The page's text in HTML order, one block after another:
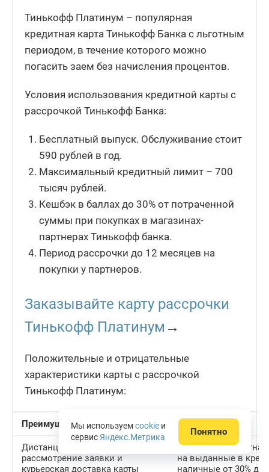
Тинькофф Платинум – популярная
кредитная карта Тинькофф Банка с льготным
периодом, в течение которого можно
погасить заем без начисления процентов.
Условия использования кредитной карты с
рассрочкой Тинькофф Банка:
Бесплатный выпуск. Обслуживание стоит
590 рублей в год.
Максимальный кредитный лимит – 700
тысяч рублей.
Кешбэк в баллах до 30% от потраченной
суммы при покупках в магазинах-
партнерах Тинькофф банка.
Период рассрочки до 12 месяцев на
покупки у партнеров.
Заказывайте карту рассрочки
Тинькофф Платинум →
Положительные и отрицательные
характеристики карты с рассрочкой
Тинькофф Платинум:
Преимущества Недостатки
Дистанционный заказ,
рассмотрение заявки и
курьерская доставка карты
Высокая процентная
на выданные в
наличные от 30% до
Мы используемcookie и
сервис Яндекс.Метрика Понятно